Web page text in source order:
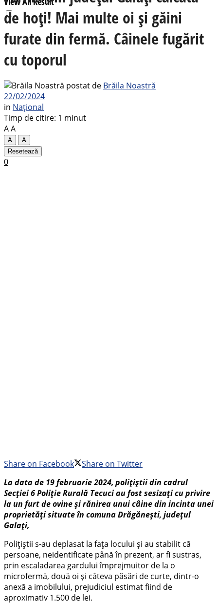
de hoţi! Mai multe oi și găini
furate din fermă. Câinele fugărit
cu toporul
postat de Brăila Noastră
22/02/2024
in Național
Timp de citire: 1 minut
AA
A
A
Resetează
0
Share on Facebook
Share on Twitter
La data de 19 februarie 2024, polițiștii din cadrul
Secției 6 Poliție Rurală Tecuci au fost sesizați cu privire
la un furt de ovine și rănirea unui câine din incinta unei
proprietăți situate în comuna Drăgănești, județul
Galați,
Polițiștii s-au deplasat la fața locului și au stabilit că
persoane, neidentificate până în prezent, ar fi sustras,
prin escaladarea gardului împrejmuitor de la o
microfermă, două oi și câteva păsări de curte, dintr-o
anexă a imobilului, prejudiciul estimat fiind de
aproximativ 1.500 de lei.